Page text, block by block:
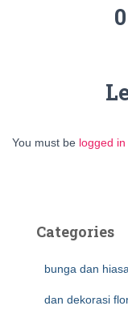
You must be logged in
Categories
bunga dan
dan dekorasi